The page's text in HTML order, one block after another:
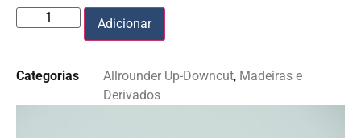
Adicionar
Categorias Allrounder Up-Downcut, Madeiras e
Derivados